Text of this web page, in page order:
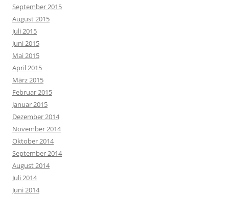
September 2015
August 2015
Juli 2015
Juni 2015
Mai 2015
April 2015
März 2015
Februar 2015
Januar 2015
Dezember 2014
November 2014
Oktober 2014
September 2014
August 2014
Juli 2014
Juni 2014